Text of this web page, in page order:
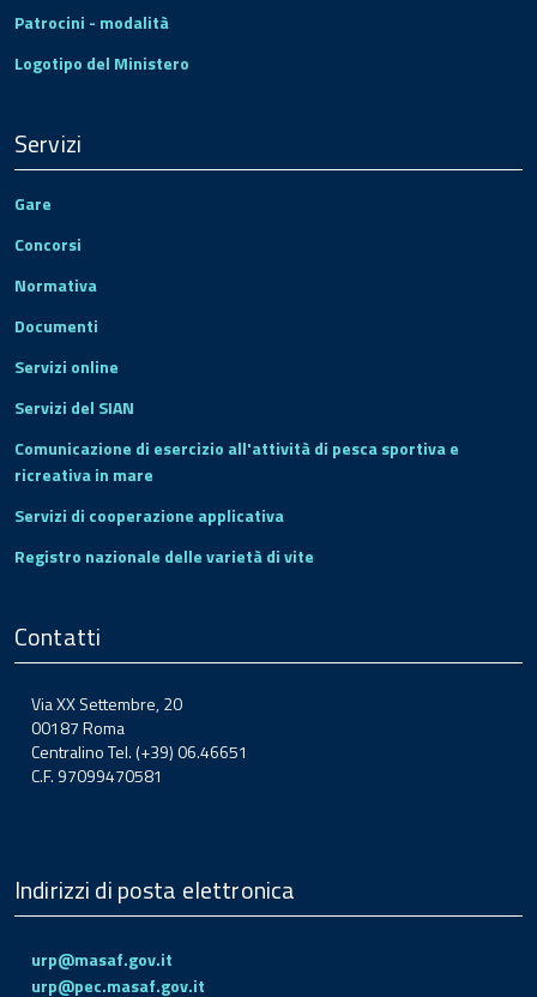
Patrocini - modalità
Logotipo del Ministero
Servizi
Gare
Concorsi
Normativa
Documenti
Servizi online
Servizi del SIAN
Comunicazione di esercizio all'attività di pesca sportiva e
ricreativa in mare
Servizi di cooperazione applicativa
Registro nazionale delle varietà di vite
Contatti
Via XX Settembre, 20
00187 Roma
Centralino Tel. (+39) 06.46651
C.F. 97099470581
Indirizzi di posta elettronica
urp@masaf.gov.it
urp@pec.masaf.gov.it